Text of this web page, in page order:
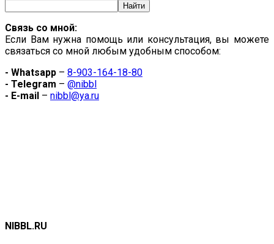
Связь со мной:
Если Вам нужна помощь или консультация, вы можете
связаться со мной любым удобным способом:
- Whatsapp – 8-903-164-18-80
- Telegram – @nibbl
- E-mail – nibbl@ya.ru
NIBBL.RU